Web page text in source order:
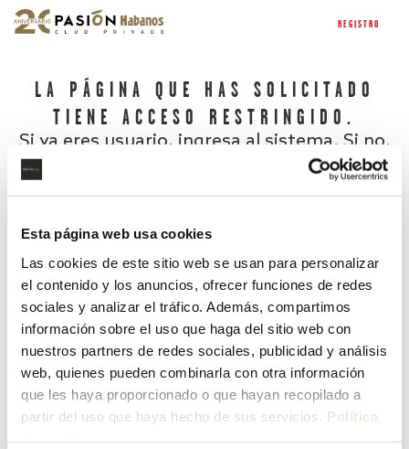
Esta página web usa cookies
Las cookies de este sitio web se usan para personalizar
el contenido y los anuncios, ofrecer funciones de redes
sociales y analizar el tráfico. Además, compartimos
información sobre el uso que haga del sitio web con
nuestros partners de redes sociales, publicidad y análisis
web, quienes pueden combinarla con otra información
que les haya proporcionado o que hayan recopilado a
partir del uso que haya hecho de sus servicios. Política
REGISTRO
LA PÁGINA QUE HAS SOLICITADO
TIENE ACCESO RESTRINGIDO.
Si ya eres usuario, ingresa al sistema. Si no,
¿Has olvidado tu contraseña?